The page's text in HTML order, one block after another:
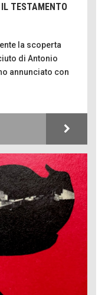
TESTAMENTO
la scoperta
di Antonio
annunciato con